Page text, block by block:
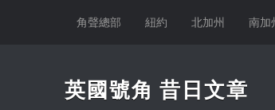
角聲總部 紐約 北加州 南加
英國號角 昔日文章